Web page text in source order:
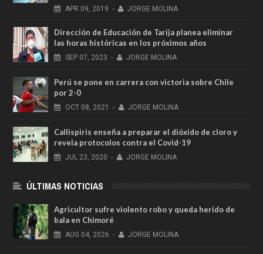
APR 09, 2019 - JORGE MOLINA
Dirección de Educación de Tarija planea eliminar
las horas históricas en los próximos años
SEP 07, 2023 - JORGE MOLINA
Perú se pone en carrera con victoria sobre Chile
por 2-0
OCT 08, 2021 - JORGE MOLINA
Callispiris enseña a preparar el dióxido de cloro y
revela protocolos contra el Covid-19
JUL 23, 2020 - JORGE MOLINA
ÚLTIMAS NOTICIAS
Agricultor sufre violento robo y queda herido de
bala en Chimoré
AUG 04, 2026 - JORGE MOLINA